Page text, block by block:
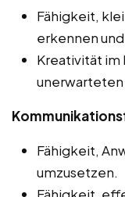
Fähigkeit,
erkennen
Kreativität im
Fähigkeit,
umzusetzen.
Fähigkeit,